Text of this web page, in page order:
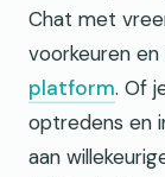
Chat met
voorkeuren
platform. Of
optredens en
aan